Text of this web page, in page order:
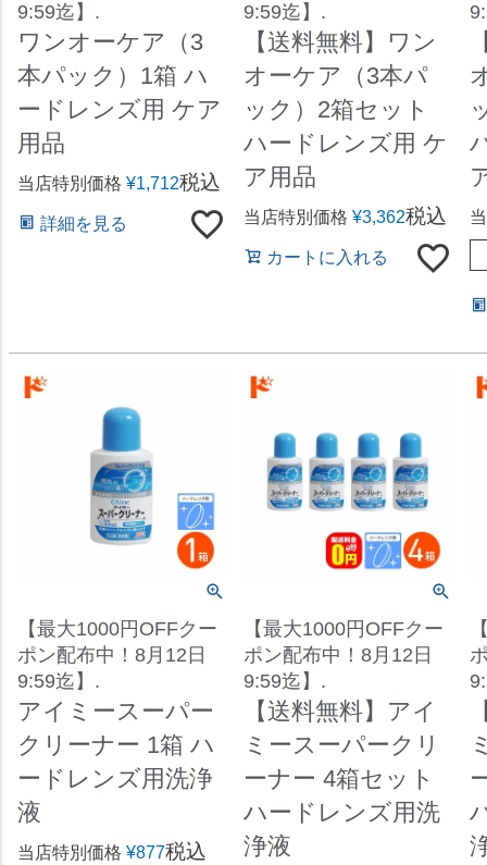
9:59迄】.
ワンオーケア（3
本パック）1箱 ハ
ードレンズ用 ケア
用品
当店特別価格 ¥1,712税込
詳細を見る
9:59迄】.
【送料無料】ワン
オーケア（3本パ
ック）2箱セット
ハードレンズ用 ケ
ア用品
当店特別価格 ¥3,362税込
カートに入れる
【最大1000円OFFクー
ポン配布中！8月12日
9:59迄】.
アイミースーパー
クリーナー 1箱 ハ
ードレンズ用洗浄
液
当店特別価格 ¥877税込
【最大1000円OFFクー
ポン配布中！8月12日
9:59迄】.
【送料無料】アイ
ミースーパークリ
ーナー 4箱セット
ハードレンズ用洗
浄液